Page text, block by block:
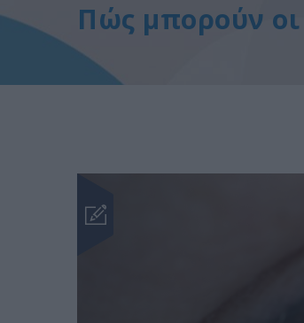
Πώς μπορούν οι